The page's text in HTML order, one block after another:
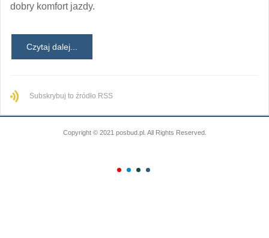
dobry komfort jazdy.
Czytaj dalej...
Subskrybuj to źródło RSS
Copyright © 2021 posbud.pl. All Rights Reserved.